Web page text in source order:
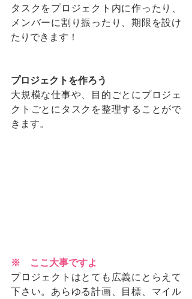
タスクをプロジェクト内に作ったり、
メンバーに割り振ったり、期限を設け
たりできます！
プロジェクトを作ろう
大規模な仕事や、目的ごとにプロジェ
クトごとにタスクを整理することがで
きます。
※　ここ大事ですよ
プロジェクトはとても広義にとらえて
下さい。あらゆる計画、目標、マイル